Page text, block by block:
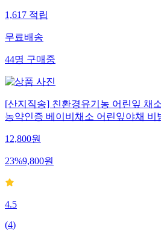
1,617적립
무료배송
44명구매중
[산지직송] 친환경유기농 어린잎 채
농약인증 베이비채소 어린잎야채 비
12,800원
23%9,800원
4.5
(4)